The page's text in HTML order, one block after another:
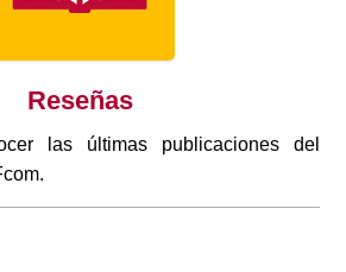
Reseñas
las últimas publicaciones del